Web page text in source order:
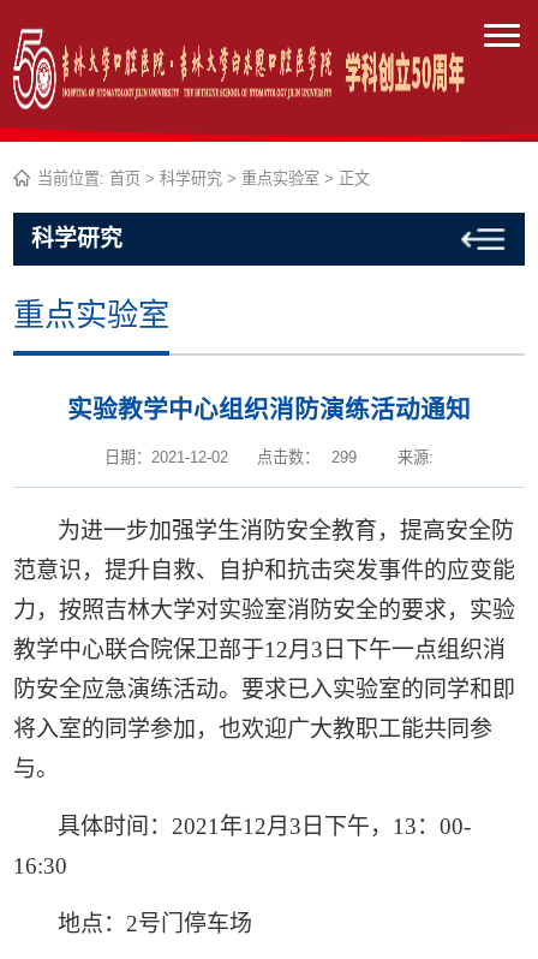
当前位置:首页 >科学研究 >重点实验室 > 正文
科学研究
重点实验室
实验教学中心组织消防演练活动通知
日期：2021-12-02 点击数： 299 来源:
为进一步加强学生消防安全教育，提高安全防
范意识，提升自救、自护和抗击突发事件的应变能
力，按照吉林大学对实验室消防安全的要求，实验
教学中心联合院保卫部于12月 3 日下午一点组织消
防安全应急演练活动。要求已入实验室的同学和即
将入室的同学参加，也欢迎广大教职工能共同参
与。
具体时间： 2021 年12月 3 日下午， 13：00-
16:30
地点： 2号门停车场